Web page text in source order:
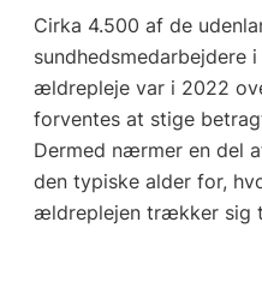
Cirka 4.500 af de
sundhedsmedarbejdere
ældrepleje var i 2022
forventes at stige
Dermed nærmer en del
den typiske alder for,
ældreplejen trækker sig